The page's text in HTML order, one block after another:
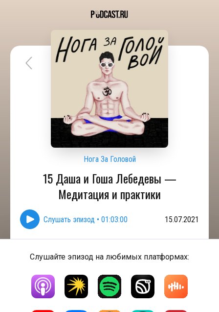
Нога За Головой
15 Даша и Гоша Лебедевы —
Медитация и практики
Слушать эпизод • 01:03:00 15.07.2021
Слушайте эпизод на любимых платформах: